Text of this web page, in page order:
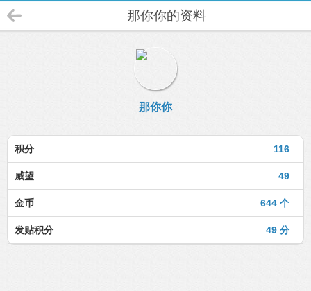
那你你的资料
那你你
116
积分
49
威望
644 个
金币
49 分
发贴积分